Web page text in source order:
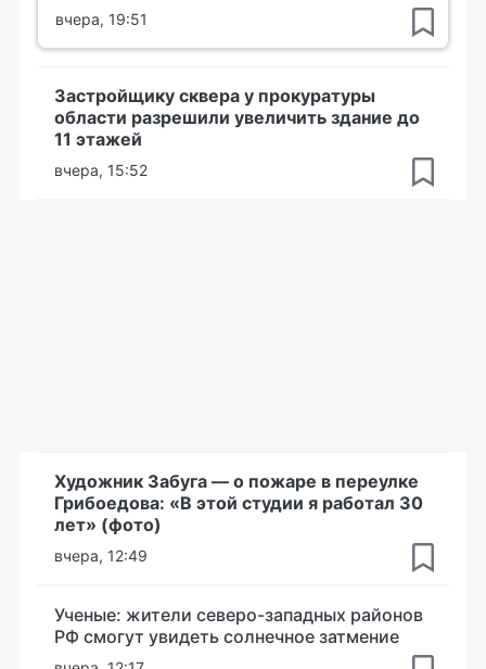
вчера, 19:51
Застройщику сквера у прокуратуры
области разрешили увеличить здание до
11 этажей
вчера, 15:52
Художник Забуга — о пожаре в переулке
Грибоедова: «В этой студии я работал 30
лет» (фото)
вчера, 12:49
Ученые: жители северо-западных районов
РФ смогут увидеть солнечное затмение